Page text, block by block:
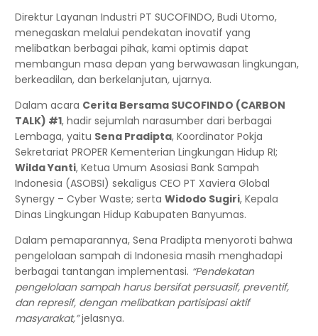
Direktur Layanan Industri PT SUCOFINDO, Budi Utomo,
menegaskan melalui pendekatan inovatif yang
melibatkan berbagai pihak, kami optimis dapat
membangun masa depan yang berwawasan lingkungan,
berkeadilan, dan berkelanjutan, ujarnya.
Dalam acara Cerita Bersama SUCOFINDO (CARBON
TALK) #1, hadir sejumlah narasumber dari berbagai
Lembaga, yaitu Sena Pradipta, Koordinator Pokja
Sekretariat PROPER Kementerian Lingkungan Hidup RI;
Wilda Yanti, Ketua Umum Asosiasi Bank Sampah
Indonesia (ASOBSI) sekaligus CEO PT Xaviera Global
Synergy – Cyber Waste; serta Widodo Sugiri, Kepala
Dinas Lingkungan Hidup Kabupaten Banyumas.
Dalam pemaparannya, Sena Pradipta menyoroti bahwa
pengelolaan sampah di Indonesia masih menghadapi
berbagai tantangan implementasi. “Pendekatan
pengelolaan sampah harus bersifat persuasif, preventif,
dan represif, dengan melibatkan partisipasi aktif
masyarakat,”jelasnya.